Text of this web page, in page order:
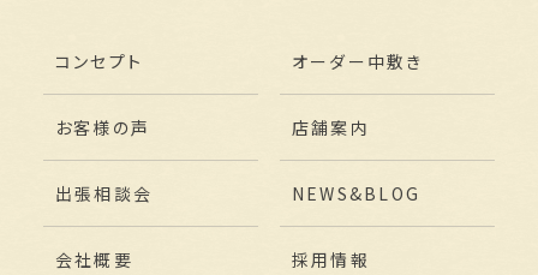
コンセプト オーダー中敷き
お客様の声 店舗案内
出張相談会 NEWS&BLOG
会社概要 採用情報